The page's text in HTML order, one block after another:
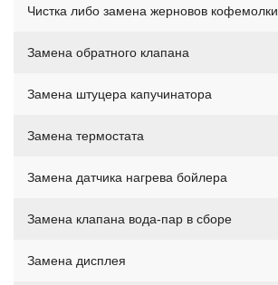
Чистка либо замена жерновов кофемолки
Замена обратного клапана
Замена штуцера капучинатора
Замена термостата
Замена датчика нагрева бойлера
Замена клапана вода-пар в сборе
Замена дисплея